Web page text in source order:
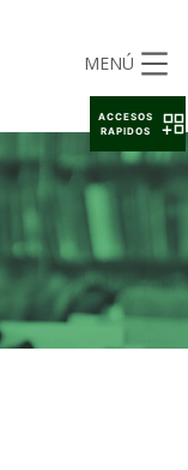
MENÚ
ACCESOS
RAPIDOS